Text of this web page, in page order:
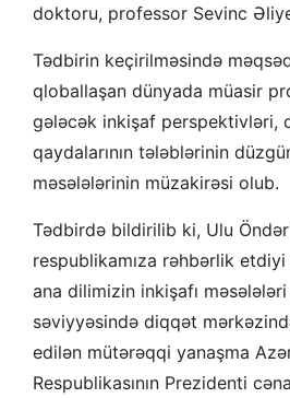
doktoru, professor Sevinc
Tədbirin keçirilməsində
qloballaşan dünyada müasir
gələcək inkişaf perspektivləri,
qaydalarının tələblərinin
məsələlərinin müzakirəsi olub.
Tədbirdə bildirilib ki, Ulu
respublikamıza rəhbərlik
ana dilimizin inkişafı
səviyyəsində diqqət
edilən mütərəqqi yanaşma
Respublikasının Prezidenti